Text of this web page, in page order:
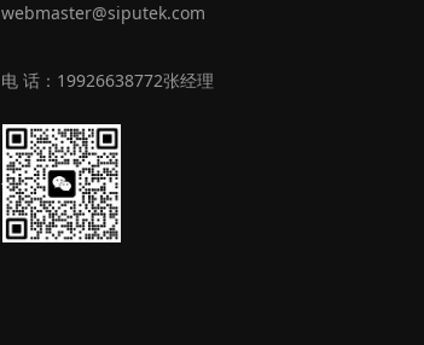
webmaster@siputek.com
电 话：19926638772张经理